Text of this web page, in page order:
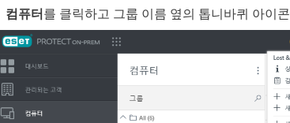
컴퓨터를 클릭하고 그룹 이름 옆의 톱니바퀴 아이콘